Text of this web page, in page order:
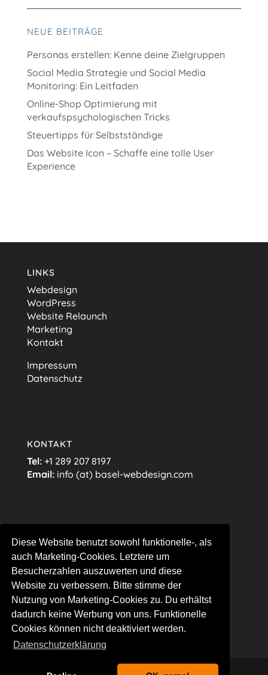
Diese Website benutzt sowohl funktionelle-, als
auch Marketing-Cookies. Letztere um
Besucherzahlen auszuwerten und diese
Website zu verbessern. Bitte stimme der
Nutzung von Marketing-Cookies zu. Du erhältst
dadurch keine Werbung von uns. Funktionelle
Cookies können nicht deaktiviert werden.
Datenschutzerklärung
NEUE BEITRÄGE
Personas erstellen: Kenne deine Zielgruppen
Social Media Strategie und Social Media
Monitoring: Ein Leitfaden
Online-Shop Optimierung mit
verkaufspsychologischen Tricks
Steuertipps für Selbstständige
Das Website Icon – Schaffe eine tolle User
Experience
LINKS
Webdesign
WordPress
Website Relaunch
Marketing
Kontakt
Impressum
Datenschutz
KONTAKT
Tel: +1 289 207 8197
Email: info (at) basel-webdesign.com
FOLGE MIR…